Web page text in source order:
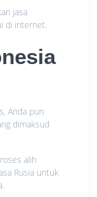
jasa
di internet.
Anda pun
dimaksud
alih
Rusia untuk